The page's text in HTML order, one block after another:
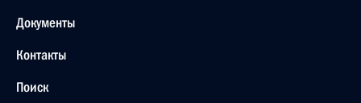
Документы
Контакты
Поиск